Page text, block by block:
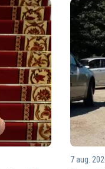
7 aug.